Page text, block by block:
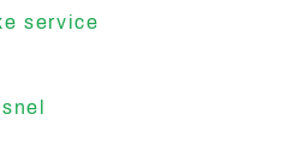
service